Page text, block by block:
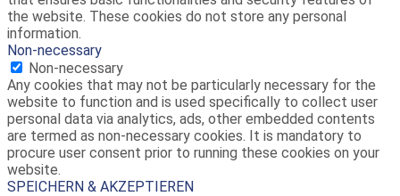
the website. These cookies do not store any personal
information.
Non-necessary
Non-necessary
Any cookies that may not be particularly necessary for the
website to function and is used specifically to collect user
personal data via analytics, ads, other embedded contents
are termed as non-necessary cookies. It is mandatory to
procure user consent prior to running these cookies on your
website.
SPEICHERN & AKZEPTIEREN